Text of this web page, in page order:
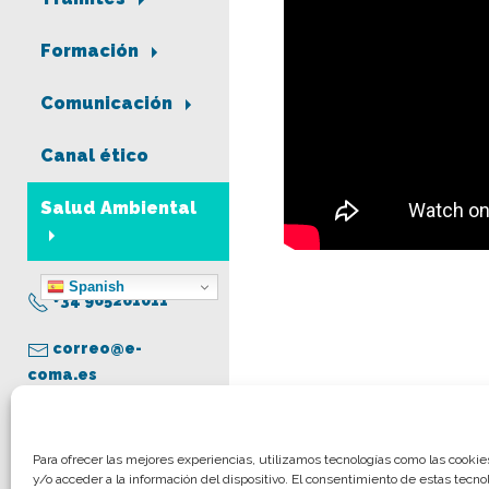
Para ofrecer las mejores experiencias, utilizamos tecnologías como las
y/o acceder a la información del dispositivo. El consentimiento de estas
Formación
Comunicación
Canal ético
Salud Ambiental
Spanish
+34 965261011
correo@e-
coma.es
Aviso legal